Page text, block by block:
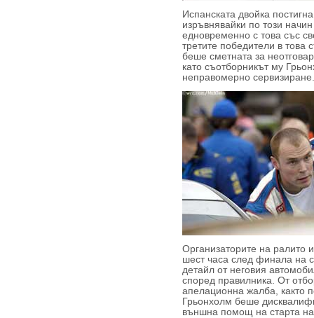
Испанската двойка
изръвнявайки по този
едновременно с това със
третите победители в това
беше сметната за
като съотборникът му
неправомерно сервизиране.
Организаторите на ралито
шест часа след финала на
детайл от неговия
според правилника. От
апелационна жалба, както
Грьонхолм беше
външна помощ на старта